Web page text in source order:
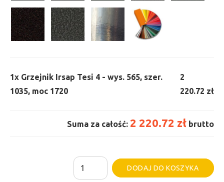
1x Grzejnik Irsap Tesi 4 - wys. 565, szer.
1035, moc 1720
2
220.72 zł
Suma za całość: 2 220.72 zł brutto
ilość
Grzejnik
DODAJ DO KOSZYKA